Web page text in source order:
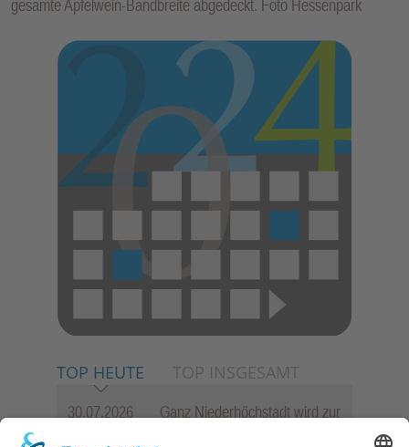
gesamte Apfelwein-Bandbreite abgedeckt. Foto Hessenpark
TOP HEUTE TOP INSGESAMT
30.07.2026
Ganz Niederhöchstadt wird zur